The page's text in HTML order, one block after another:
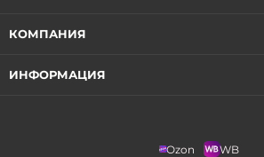
КОМПАНИЯ
ИНФОРМАЦИЯ
Ozon WB